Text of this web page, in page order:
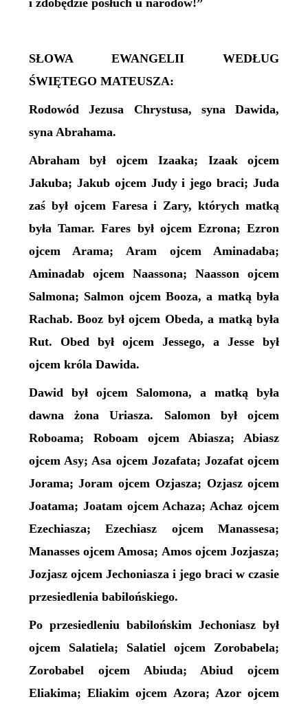
i zdobędzie posłuch u narodów!”
SŁOWA EWANGELII WEDŁUG
ŚWIĘTEGO MATEUSZA:
Rodowód Jezusa Chrystusa, syna Dawida,
syna Abrahama.
Abraham był ojcem Izaaka; Izaak ojcem
Jakuba; Jakub ojcem Judy i jego braci; Juda
zaś był ojcem Faresa i Zary, których matką
była Tamar. Fares był ojcem Ezrona; Ezron
ojcem Arama; Aram ojcem Aminadaba;
Aminadab ojcem Naassona; Naasson ojcem
Salmona; Salmon ojcem Booza, a matką była
Rachab. Booz był ojcem Obeda, a matką była
Rut. Obed był ojcem Jessego, a Jesse był
ojcem króla Dawida.
Dawid był ojcem Salomona, a matką była
dawna żona Uriasza. Salomon był ojcem
Roboama; Roboam ojcem Abiasza; Abiasz
ojcem Asy; Asa ojcem Jozafata; Jozafat ojcem
Jorama; Joram ojcem Ozjasza; Ozjasz ojcem
Joatama; Joatam ojcem Achaza; Achaz ojcem
Ezechiasza; Ezechiasz ojcem Manassesa;
Manasses ojcem Amosa; Amos ojcem Jozjasza;
Jozjasz ojcem Jechoniasza i jego braci w czasie
przesiedlenia babilońskiego.
Po przesiedleniu babilońskim Jechoniasz był
ojcem Salatiela; Salatiel ojcem Zorobabela;
Zorobabel ojcem Abiuda; Abiud ojcem
Eliakima; Eliakim ojcem Azora; Azor ojcem